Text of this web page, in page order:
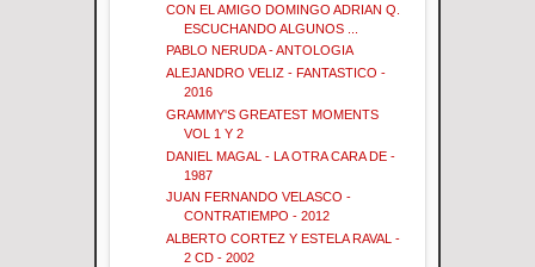
CON EL AMIGO DOMINGO ADRIAN Q.
ESCUCHANDO ALGUNOS ...
PABLO NERUDA - ANTOLOGIA
ALEJANDRO VELIZ - FANTASTICO -
2016
GRAMMY'S GREATEST MOMENTS
VOL 1 Y 2
DANIEL MAGAL - LA OTRA CARA DE -
1987
JUAN FERNANDO VELASCO -
CONTRATIEMPO - 2012
ALBERTO CORTEZ Y ESTELA RAVAL -
2 CD - 2002